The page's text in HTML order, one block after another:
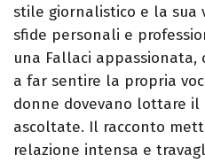
stile giornalistico e la sua
sfide personali e
una Fallaci appassionata,
a far sentire la propria
donne dovevano lottare il
ascoltate. Il racconto
relazione intensa e